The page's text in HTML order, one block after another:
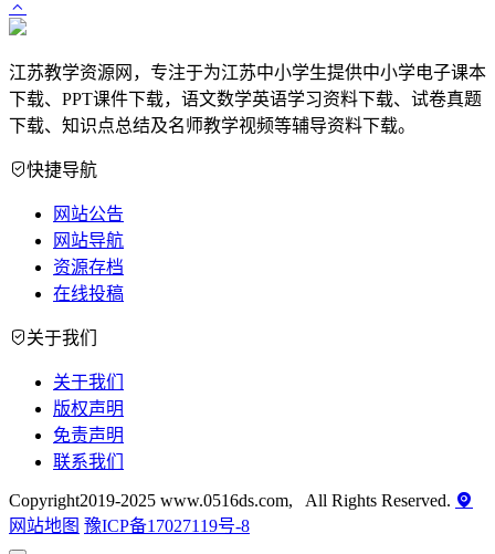
江苏教学资源网，专注于为江苏中小学生提供中小学电子课本
下载、PPT课件下载，语文数学英语学习资料下载、试卷真题
下载、知识点总结及名师教学视频等辅导资料下载。
快捷导航
网站公告
网站导航
资源存档
在线投稿
关于我们
关于我们
版权声明
免责声明
联系我们
Copyright2019-2025 www.0516ds.com, All Rights Reserved.
网站地图 豫ICP备17027119号-8